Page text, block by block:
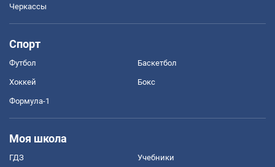
Черкассы
Спорт
Футбол Баскетбол
Хоккей Бокс
Формула-1
Моя школа
ГДЗ Учебники